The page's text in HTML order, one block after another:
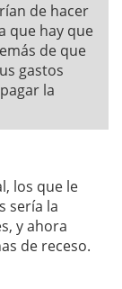
de hacer
que hay que
de que
gastos
la
los que le
sería la
y ahora
de receso.